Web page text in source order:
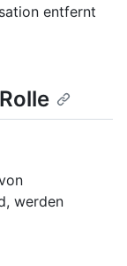
entfernt
werden